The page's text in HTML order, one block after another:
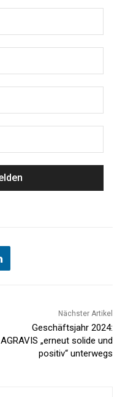
Nächster Artikel
Geschäftsjahr 2024:
AGRAVIS „erneut solide und
positiv“ unterwegs